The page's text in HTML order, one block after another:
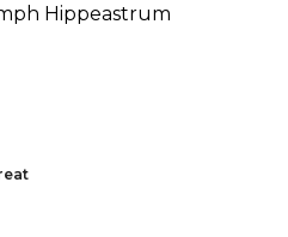
Hippeastrum